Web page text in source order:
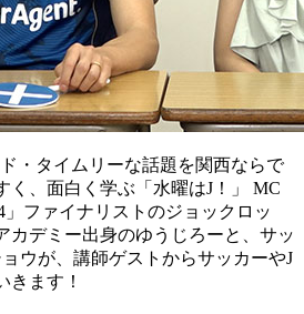
・タイムリーな話題を関西ならで
く、面白く学ぶ「水曜はJ！」 MC
」ファイナリストのジョックロッ
カデミー出身のゆうじろーと、サッ
ウが、講師ゲストからサッカーやJ
きます！